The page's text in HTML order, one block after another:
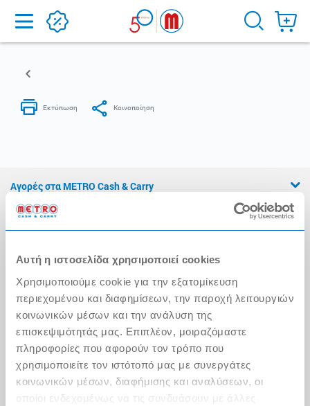
Αυτή η ιστοσελίδα χρησιμοποιεί cookies
Χρησιμοποιούμε cookie για την εξατομίκευση
περιεχομένου και διαφημίσεων, την παροχή λειτουργιών
κοινωνικών μέσων και την ανάλυση της
επισκεψιμότητάς μας. Επιπλέον, μοιραζόμαστε
πληροφορίες που αφορούν τον τρόπο που
χρησιμοποιείτε τον ιστότοπό μας με συνεργάτες
κοινωνικών μέσων, διαφήμισης και αναλύσεων, οι
οποίοι ενδεχομένως να τις συνδυάσουν με άλλες
Home
Αγορές στα METRO Cash & Carry
Εμπειρία METRO Cash & Carry
Η Αλυσίδα
Press Kit
Ο λογαριασμός μου
Τα METRO Cash & Carry δίπλα σας
Εταιρική Κοινωνική Ευθύνη